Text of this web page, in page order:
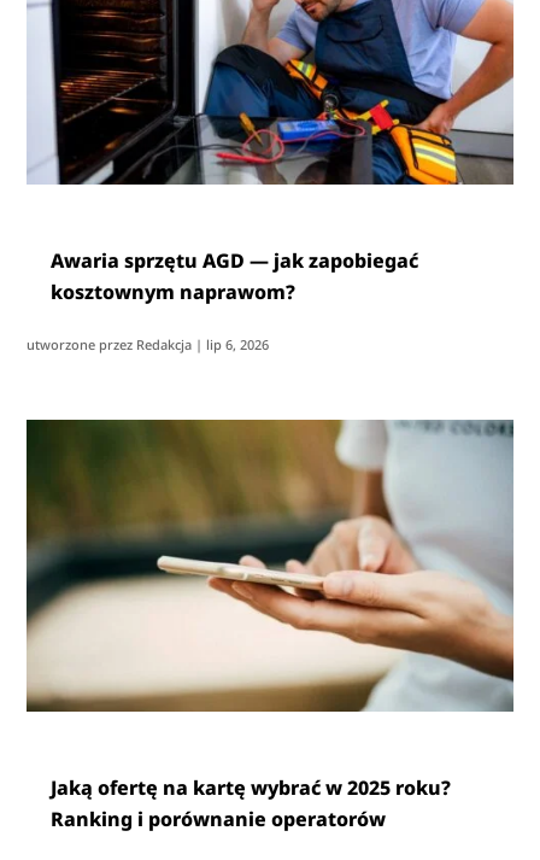
Awaria sprzętu AGD — jak zapobiegać
kosztownym naprawom?
utworzone przez Redakcja | lip 6, 2026
Jaką ofertę na kartę wybrać w 2025 roku?
Ranking i porównanie operatorów